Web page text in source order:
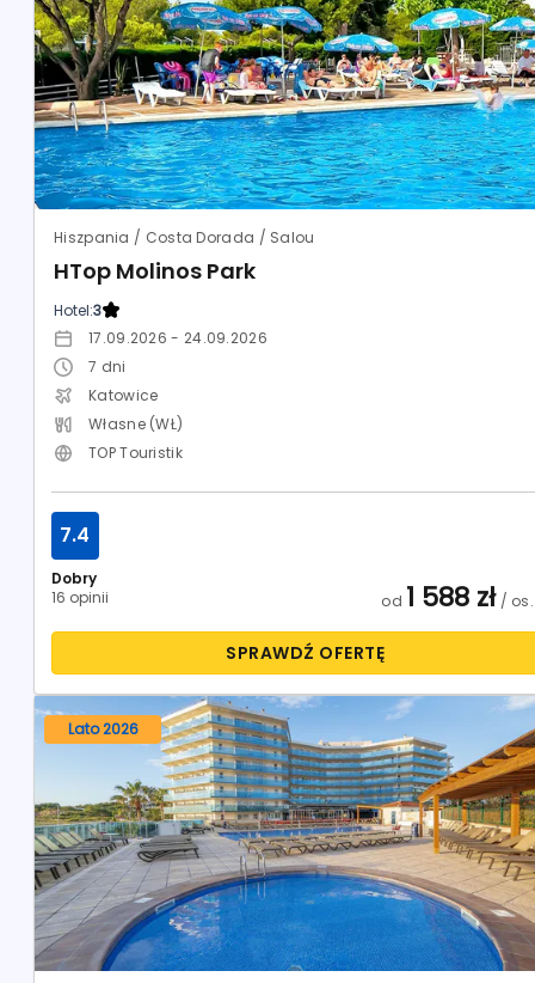
Hiszpania / Costa Dorada / Salou
HTop Molinos Park
Hotel:3
17.09.2026 - 24.09.2026
7 dni
Katowice
Własne (WŁ)
TOP Touristik
Dobry
16 opinii
7.4
od 1 588 zł/ os.
SPRAWDŹ OFERTĘ
Lato 2026